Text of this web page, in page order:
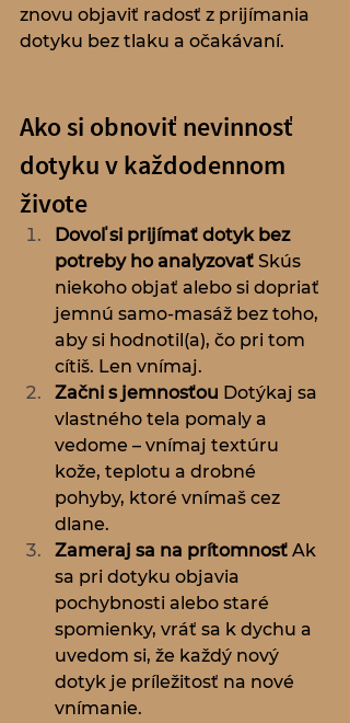
znovu objaviť radosť z prijímania
dotyku bez tlaku a očakávaní.
Ako si obnoviť nevinnosť
dotyku v každodennom
živote
Dovoľ si prijímať dotyk bez
potreby ho analyzovať Skús
niekoho objať alebo si dopriať
jemnú samo-masáž bez toho,
aby si hodnotil(a), čo pri tom
cítiš. Len vnímaj.
Začni s jemnosťou Dotýkaj sa
vlastného tela pomaly a
vedome – vnímaj textúru
kože, teplotu a drobné
pohyby, ktoré vnímaš cez
dlane.
Zameraj sa na prítomnosť Ak
sa pri dotyku objavia
pochybnosti alebo staré
spomienky, vráť sa k dychu a
uvedom si, že každý nový
dotyk je príležitosť na nové
vnímanie.